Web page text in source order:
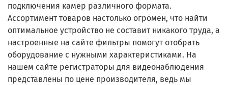
подключения камер различного формата.
Ассортимент товаров настолько огромен, что найти
оптимальное устройство не составит никакого труда, а
настроенные на сайте фильтры помогут отобрать
оборудование с нужными характеристиками. На
нашем сайте регистраторы для видеонаблюдения
представлены по цене производителя, ведь мы